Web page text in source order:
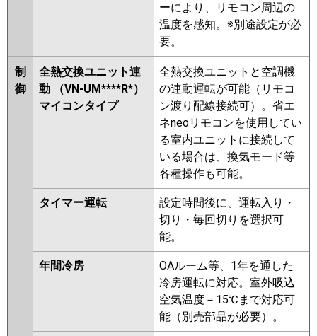
ーにより、リモコン周辺の
温度を感知。※別途設定が必
要。
制
御
全熱交換ユニット連
動 （VN-UM****R*）
マイコンタイプ
全熱交換ユニットと空調機
の連動運転が可能（リモコ
ン渡り配線接続可）。省エ
ネneoリモコンを使用してい
る室内ユニットに接続して
いる場合は、換気モード等
各種操作も可能。
タイマー運転
設定時間後に、運転入り・
切り・毎回切りを選択可
能。
年間冷房
OAルーム等、1年を通した
冷房運転に対応。室外吸込
空気温度－15℃まで対応可
能（別売部品が必要）。